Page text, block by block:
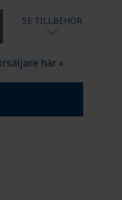
SE TILLBEHÖR
här »